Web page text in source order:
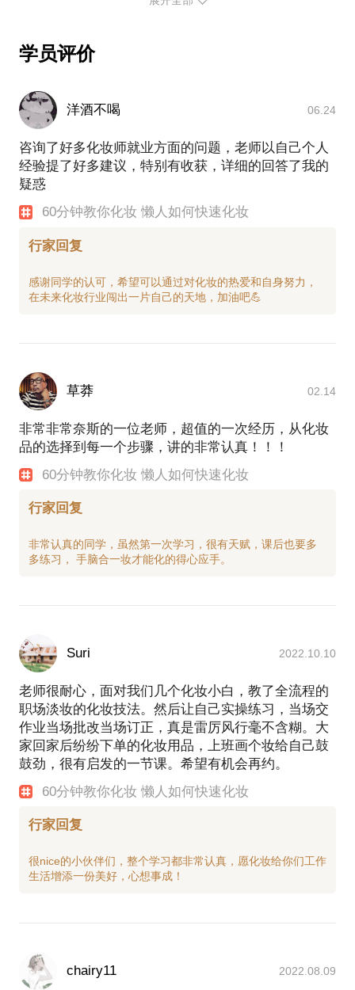
关注新浪微博@陈于行
学员评价
洋酒不喝 06.24
咨询了好多化妆师就业方面的问题，老师以自己个人
经验提了好多建议，特别有收获，详细的回答了我的
疑惑
60分钟教你化妆 懒人如何快速化妆
行家回复
感谢同学的认可，希望可以通过对化妆的热爱和自身努力，
草莽 02.14
非常非常奈斯的一位老师，超值的一次经历，从化妆
品的选择到每一个步骤，讲的非常认真！！！
60分钟教你化妆 懒人如何快速化妆
行家回复
非常认真的同学，虽然第一次学习，很有天赋，课后也要多
Suri 2022.10.10
老师很耐心，面对我们几个化妆小白，教了全流程的
职场淡妆的化妆技法。然后让自己实操练习，当场交
作业当场批改当场订正，真是雷厉风行毫不含糊。大
家回家后纷纷下单的化妆用品，上班画个妆给自己鼓
鼓劲，很有启发的一节课。希望有机会再约。
60分钟教你化妆 懒人如何快速化妆
行家回复
很nice的小伙伴们，整个学习都非常认真，愿化妆给你们工作
chairy11 2022.08.09